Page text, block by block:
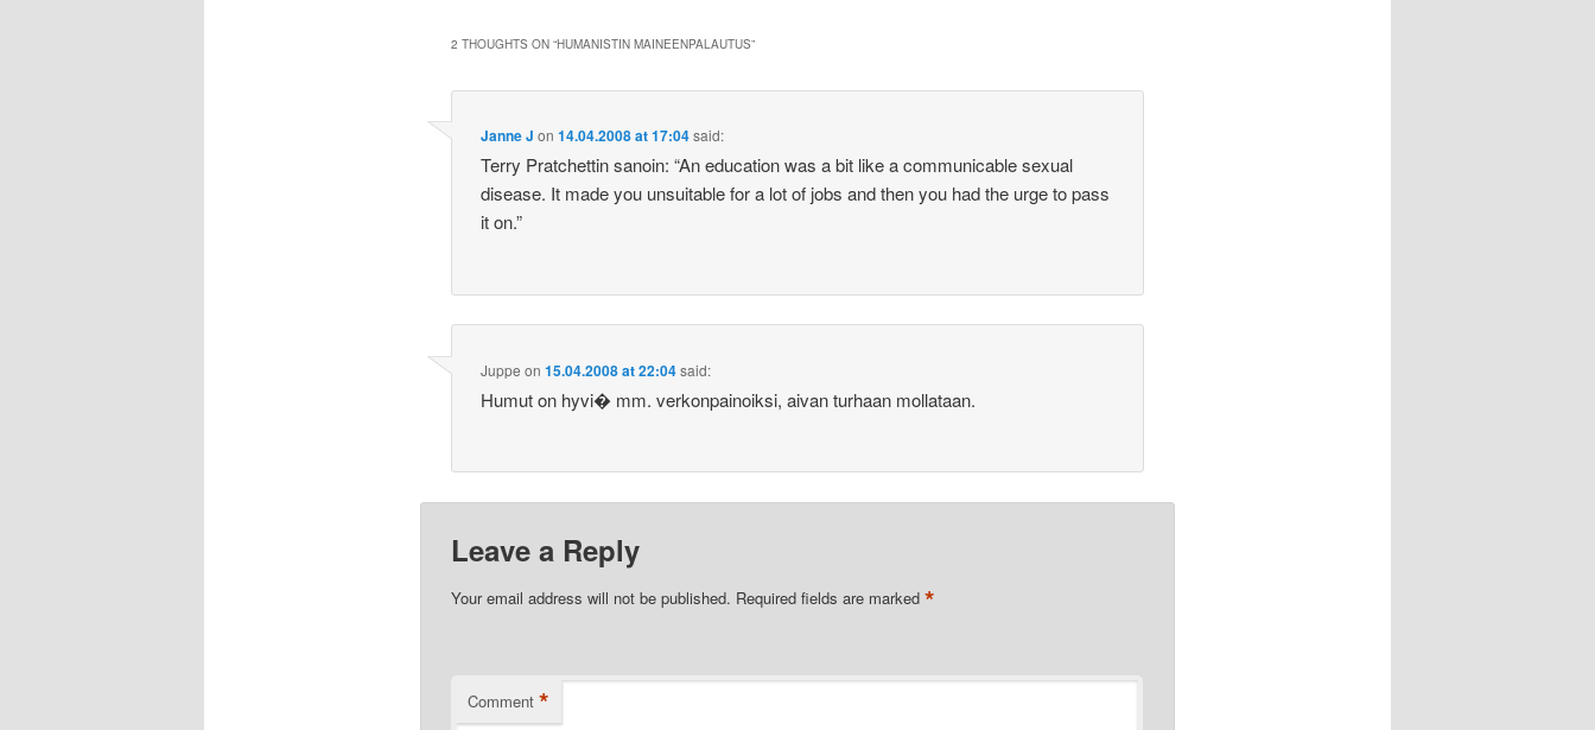
2 THOUGHTS ON “HUMANISTIN MAINEENPALAUTUS”
Janne J on14.04.2008 at 17:04said:
Terry Pratchettin sanoin: “An education was a bit like a communicable sexual
disease. It made you unsuitable for a lot of jobs and then you had the urge to pass
it on.”
Juppe on15.04.2008 at 22:04said:
Humut on hyvi� mm. verkonpainoiksi, aivan turhaan mollataan.
Leave a Reply
Your email address will not be published. Required fields are marked *
Comment *